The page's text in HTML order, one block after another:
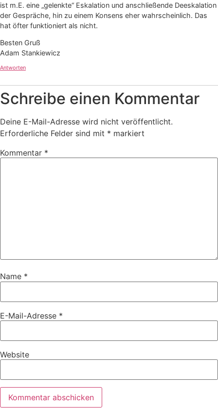
ist m.E. eine „gelenkte“ Eskalation und anschließende Deeskalation
der Gespräche, hin zu einem Konsens eher wahrscheinlich. Das
hat öfter funktioniert als nicht.
Besten Gruß
Adam Stankiewicz
Antworten
Schreibe einen Kommentar
Deine E-Mail-Adresse wird nicht veröffentlicht.
Erforderliche Felder sind mit * markiert
Kommentar *
Name *
E-Mail-Adresse *
Website